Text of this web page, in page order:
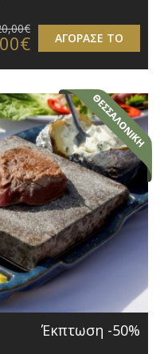
ΑΓΟΡΑΣΕ ΤΟ
Έκπτωση -50%